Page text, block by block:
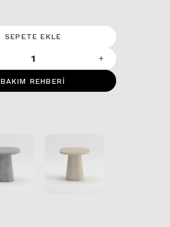
BAKIM REHBERİ
+
SEPETE EKLE